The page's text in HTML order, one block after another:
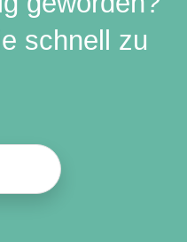
schnell zu